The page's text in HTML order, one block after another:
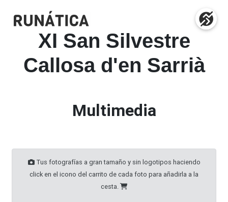
XI San Silvestre
Callosa d'en Sarrià
Multimedia
Tus fotografías a gran tamaño y sin logotipos haciendo
click en el icono del carrito de cada foto para añadirla a la
cesta.